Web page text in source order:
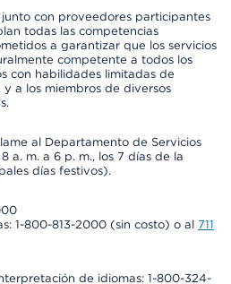
con proveedores participantes
todas las competencias
a garantizar que los servicios
competente a todos los
con habilidades limitadas de
a los miembros de diversos
al Departamento de Servicios
a. m. a 6 p. m., los 7 días de la
días festivos).
1-800-813-2000 (sin costo) o al 711
de idiomas: 1-800-324-